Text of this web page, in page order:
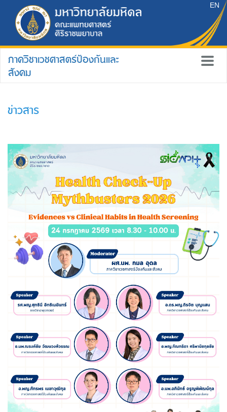
EN
ภาควิชาเวชศาสตร์ป้องกันและ
สังคม
ข่าวสาร